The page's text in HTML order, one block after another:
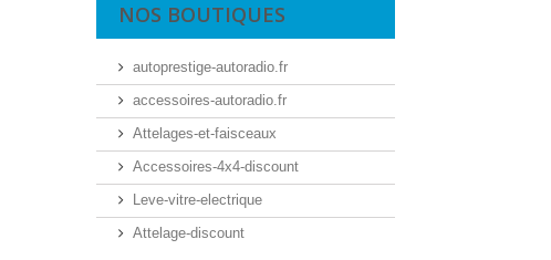
NOS BOUTIQUES
autoprestige-autoradio.fr
accessoires-autoradio.fr
Attelages-et-faisceaux
Accessoires-4x4-discount
Leve-vitre-electrique
Attelage-discount